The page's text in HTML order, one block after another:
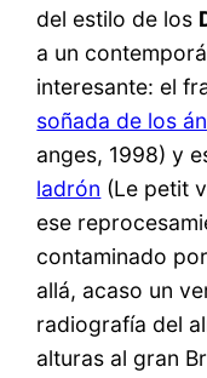
del estilo de los
a un
interesante: el
soñada de los
anges, 1998) y
ladrón (Le petit
ese
contaminado
allá, acaso un
radiografía del
alturas al gran